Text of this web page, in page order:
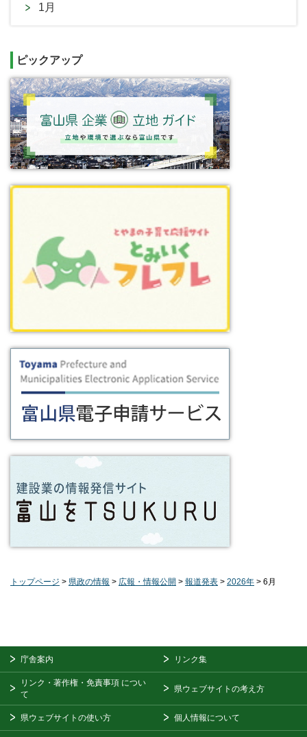
1月
ピックアップ
トップページ > 県政の情報 > 広報・情報公開 > 報道発表 > 2026年 > 6月
庁舎案内 リンク集
リンク・著作権・免責事項 につい
て
県ウェブサイトの考え方
県ウェブサイトの使い方 個人情報について